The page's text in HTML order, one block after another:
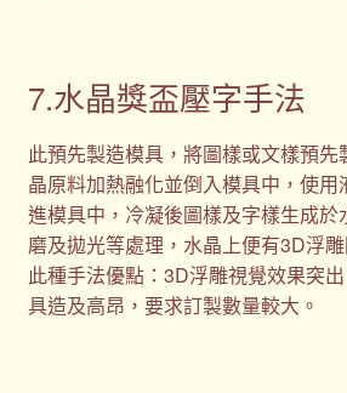
7.水晶獎盃壓字手法
此預先製造模具，將圖樣或文樣預
晶原料加熱融化並倒入模具中，使用
進模具中，冷凝後圖樣及字樣生成於
磨及拋光等處理，水晶上便有3D浮
此種手法優點：3D浮雕視覺效果突
具造及高昂，要求訂製數量較大。